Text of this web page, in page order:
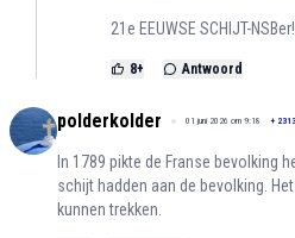
21e EEUWSE SCHIJT-NSBer!
8+ Antwoord
polderkolder 01 juni 2026 om 9:18 +
In 1789 pikte de Franse bevolking
schijt hadden aan de bevolking.
kunnen trekken.